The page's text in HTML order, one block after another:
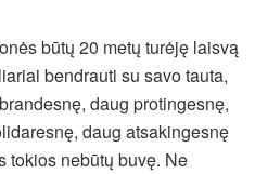
būtų 20 metų turėję laisvą
bendrauti su savo tauta,
daug protingesnę,
daug atsakingesnę
tokios nebūtų buvę. Ne